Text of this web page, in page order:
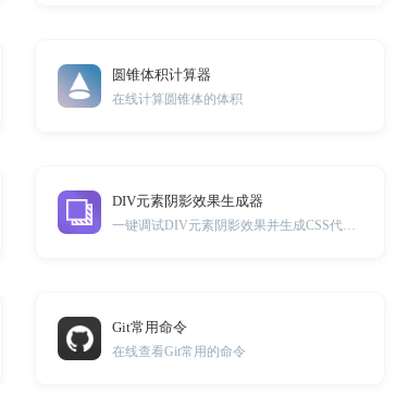
圆锥体积计算器
在线计算圆锥体的体积
DIV元素阴影效果生成器
Git常用命令
在线查看Git常用的命令